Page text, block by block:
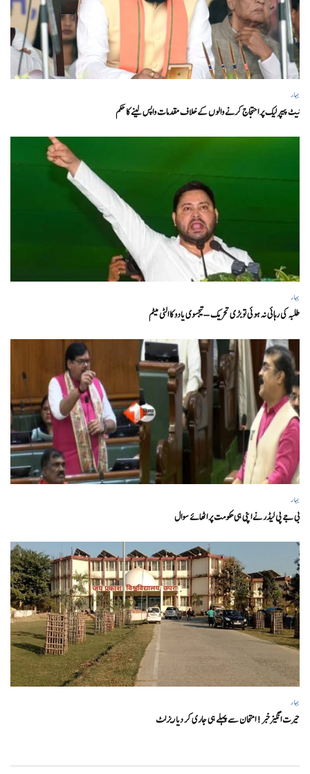
بہار
نیٹ پیپر لیک پر احتجاج کرنے والوں کے خلاف مقدمات واپس لینے کا حکم
بہار
طلبہ کی رہائی نہ ہوئی تو بڑی تحریک – تیجسوی یادو کا الٹی میٹم
بہار
بی جے پی لیڈر نے اپنی ہی حکومت پر اٹھائے سوال
بہار
حیرت انگیزخبر ! امتحان سے پہلے ہی جاری کر دیا ریزلٹ